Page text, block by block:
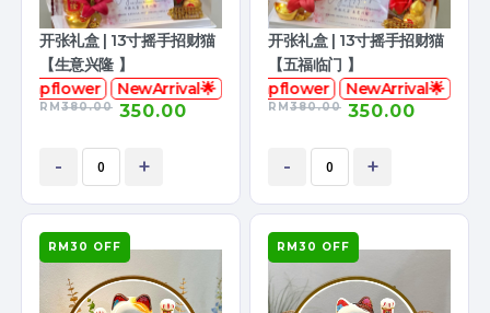
开张礼盒 | 13寸摇手招财猫
【生意兴隆 】
soapflower
NewArrival🌟
RM380.00 350.00
- +
开张礼盒 | 13寸摇手招财猫
【五福临门 】
香皂花
soapflower NewArrival🌟
RM380.00 350.00
- +
RM30 OFF RM30 OFF